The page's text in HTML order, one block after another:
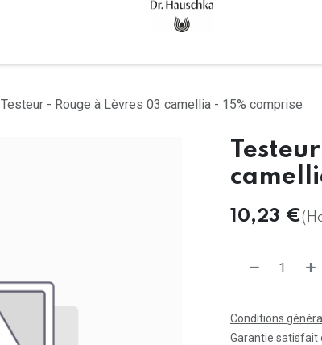
Testeur - Rouge à Lèvres 03 camellia - 15% comprise
10,23 €
Conditions
Garantie satisfait